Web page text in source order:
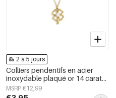
2 à 5 jours
Colliers pendentifs en acier
inoxydable plaqué or 14 carats,
collection Clover Casual Simple,
bijoux pour femmes
MSRP €12,99